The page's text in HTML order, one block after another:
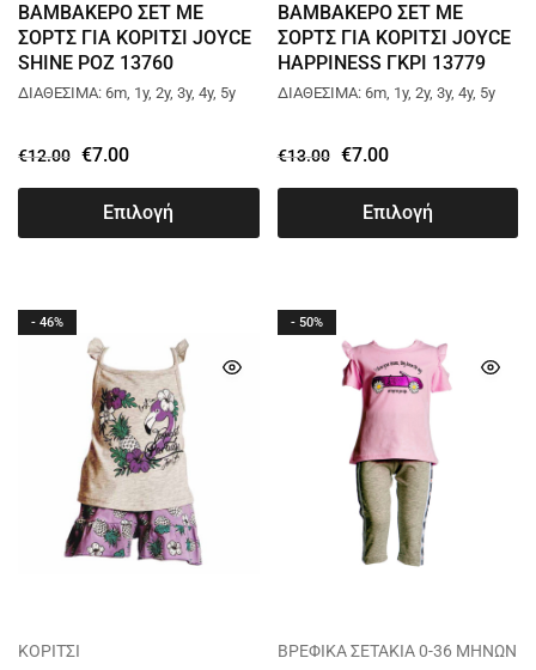
ΒΑΜΒΑΚΕΡΟ ΣΕΤ ΜΕ
ΣΟΡΤΣ ΓΙΑ ΚΟΡΙΤΣΙ JOYCE
SHINE ΡΟΖ 13760
ΔΙΑΘΕΣΙΜΑ: 6m, 1y, 2y, 3y, 4y, 5y
€12.00 €7.00
Επιλογή
ΒΑΜΒΑΚΕΡΟ ΣΕΤ ΜΕ
ΣΟΡΤΣ ΓΙΑ ΚΟΡΙΤΣΙ JOYCE
HAPPINESS ΓΚΡΙ 13779
ΔΙΑΘΕΣΙΜΑ: 6m, 1y, 2y, 3y, 4y, 5y
€13.00 €7.00
Επιλογή
- 46%
ΚΟΡΙΤΣΙ
- 50%
ΒΡΕΦΙΚΑ ΣΕΤΑΚΙΑ 0-36 ΜΗΝΩΝ